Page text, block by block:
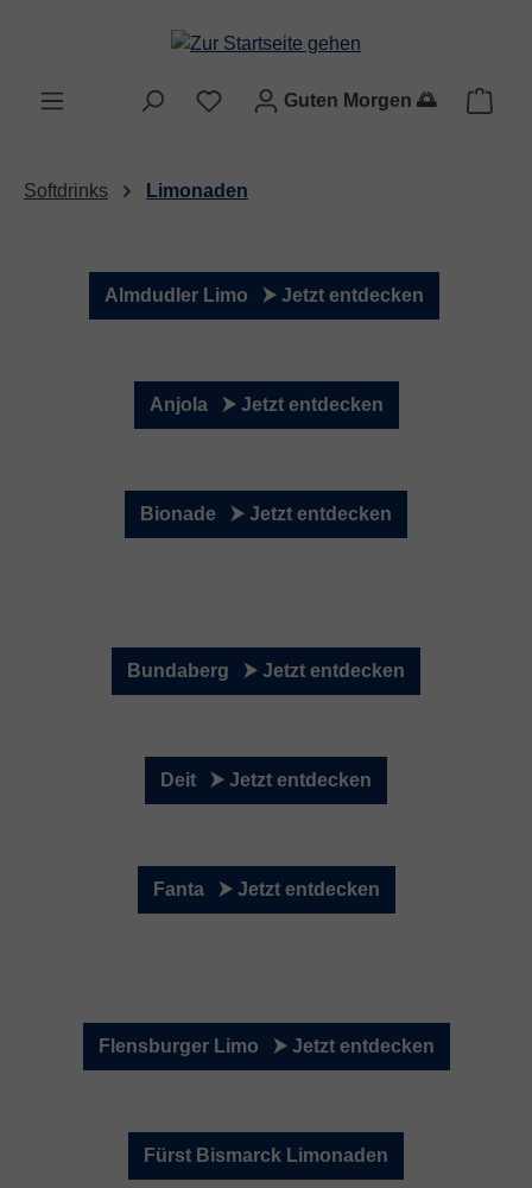
Zum Hauptinhalt springen
Guten Morgen 🌅
Softdrinks Limonaden
Almdudler Limo ⮞ Jetzt entdecken
Anjola ⮞ Jetzt entdecken
Bionade ⮞ Jetzt entdecken
Bundaberg ⮞ Jetzt entdecken
Deit ⮞ Jetzt entdecken
Fanta ⮞ Jetzt entdecken
Flensburger Limo ⮞ Jetzt entdecken
Fürst Bismarck Limonaden